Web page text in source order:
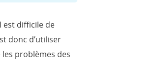
est difficile de
donc d’utiliser
problèmes des